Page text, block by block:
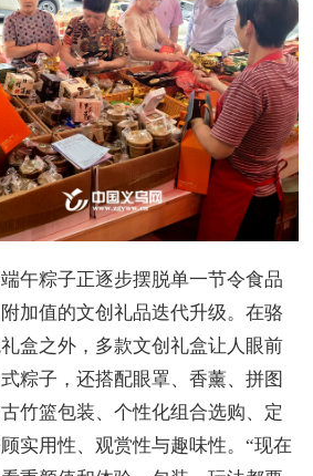
粽子正逐步摆脱单一节令食品
加值的文创礼品迭代升级。在骆
盒之外，多款文创礼盒让人眼前
粽子，还搭配眼罩、香薰、拼图
竹篮包装、个性化组合选购、定
实用性、观赏性与趣味性。“现在